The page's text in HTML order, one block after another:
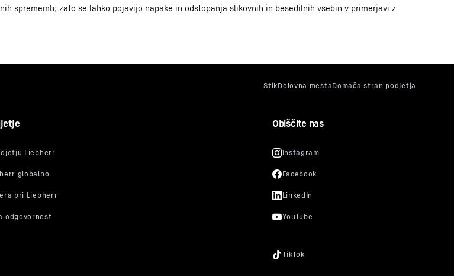
montažo/namestitev
sprememb, zato se lahko pojavijo napake in odstopanja slikovnih in besedilnih vsebin v primerjavi z
Obiščite nas